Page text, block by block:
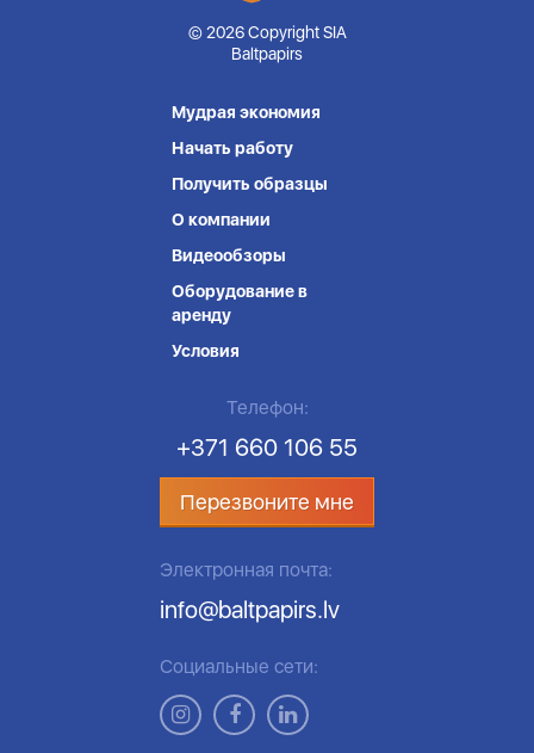
© 2026 Copyright SIA
Baltpapirs
Мудрая экономия
Начать работу
Получить образцы
О компании
Видеообзоры
Оборудование в
аренду
Условия
Телефон:
+371 660 106 55
Перезвоните мне
Электронная почта:
info@baltpapirs.lv
Социальные сети: